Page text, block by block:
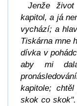
Jenže
kapitol, a já
vychází; a
Tiskárna mne
dívka v
aby mi
kapitole;
skok co